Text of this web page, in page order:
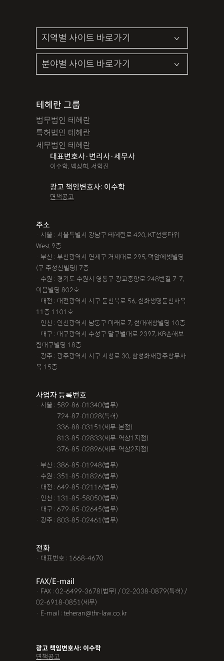
테헤란 그룹
법무법인 테헤란
특허법인 테헤란
세무법인 테헤란
대표변호사·변리사·세무사
이수학, 백상희, 서혁진
광고 책임변호사: 이수학
면책공고
주소
· 서울 : 서울특별시 강남구 테헤란로 420, KT선릉타워
West 9층
· 부산 : 부산광역시 연제구 거제대로 295, 덕암에셋빌딩
(구 주성산빌딩) 7층
· 수원 : 경기도 수원시 영통구 광교중앙로 248번길 7-7,
이음빌딩 802호
· 대전 : 대전광역시 서구 둔산북로 56, 한화생명둔산사옥
11층 1101호
· 인천 : 인천광역시 남동구 미래로 7, 현대해상빌딩 10층
· 대구 : 대구광역시 수성구 달구벌대로 2397, KB손해보
험대구빌딩 18층
· 광주 : 광주광역시 서구 시청로 30, 삼성화재광주상무사
옥 15층
사업자 등록번호
· 서울 : 589-86-01340(법무)
724-87-01028(특허)
336-88-03151(세무-본점)
813-85-02833(세무-역삼1지점)
376-85-02896(세무-역삼2지점)
· 부산 : 386-85-01948(법무)
· 수원 : 351-85-01826(법무)
· 대전 : 649-85-02116(법무)
· 인천 : 131-85-58050(법무)
· 대구 : 679-85-02645(법무)
· 광주 : 803-85-02461(법무)
전화
· 대표번호 : 1668-4670
FAX/E-mail
· FAX : 02-6499-3678(법무) / 02-2038-0879(특허) /
02-6918-0851(세무)
· E-mail : teheran@thr-law.co.kr
광고 책임변호사: 이수학
면책공고